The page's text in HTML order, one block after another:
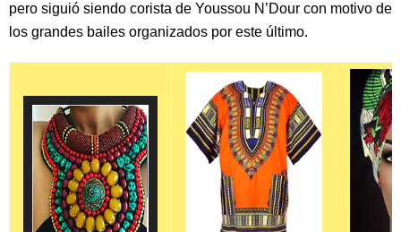
pero siguió siendo corista de Youssou N’Dour con motivo de
los grandes bailes organizados por este último.